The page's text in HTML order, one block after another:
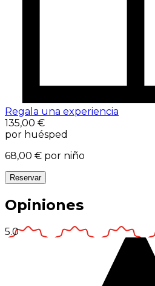
Regala una experiencia
135,00 €
por huésped
68,00 € por niño
Reservar
Opiniones
5.0